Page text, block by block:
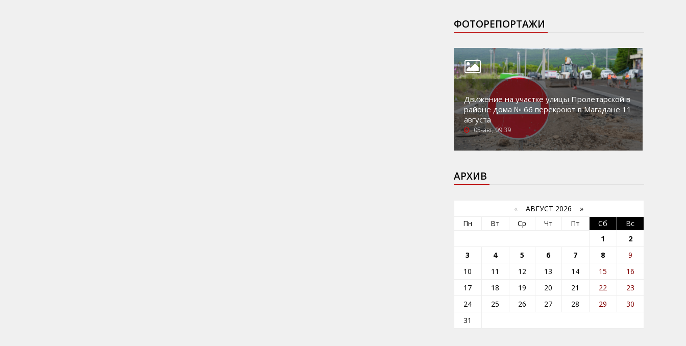
ФОТОРЕПОРТАЖИ
Движение на участке улицы Пролетарской в
районе дома № 66 перекроют в Магадане 11
августа
05-авг, 09:39
АРХИВ
« АВГУСТ 2026 »
Пн
Вт Ср Чт Пт Сб
Вс
1
2
3
4 5 6 7 8
9
10
11 12 13 14 15
16
17
18 19 20 21 22
23
24
25 26 27 28 29
30
31